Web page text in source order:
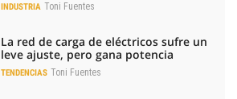
INDUSTRIA Toni Fuentes
La red de carga de eléctricos sufre un
leve ajuste, pero gana potencia
TENDENCIAS Toni Fuentes